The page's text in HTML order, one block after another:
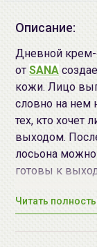
Описание:
Дневной крем-
от SANA
кожи. Лицо
словно на нем
тех, кто хочет
выходом.
лосьона можно
готовы к
Цвет -
Читать